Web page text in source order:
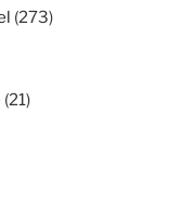
(273)
(21)